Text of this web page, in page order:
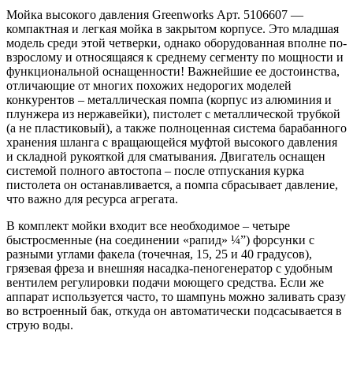
Мойка высокого давления Greenworks Арт. 5106607 —
компактная и легкая мойка в закрытом корпусе. Это младшая
модель среди этой четверки, однако оборудованная вполне по-
взрослому и относящаяся к среднему сегменту по мощности и
функциональной оснащенности! Важнейшие ее достоинства,
отличающие от многих похожих недорогих моделей
конкурентов – металлическая помпа (корпус из алюминия и
плунжера из нержавейки), пистолет с металлической трубкой
(а не пластиковый), а также полноценная система барабанного
хранения шланга с вращающейся муфтой высокого давления
и складной рукояткой для сматывания. Двигатель оснащен
системой полного автостопа – после отпускания курка
пистолета он останавливается, а помпа сбрасывает давление,
что важно для ресурса агрегата.
В комплект мойки входит все необходимое – четыре
быстросменные (на соединении «рапид» ¼”) форсунки с
разными углами факела (точечная, 15, 25 и 40 градусов),
грязевая фреза и внешняя насадка-пеногенератор с удобным
вентилем регулировки подачи моющего средства. Если же
аппарат используется часто, то шампунь можно заливать сразу
во встроенный бак, откуда он автоматически подсасывается в
струю воды.